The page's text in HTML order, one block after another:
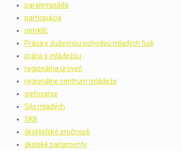
paralympiáda
participácia
petrklíč
Práca s duševnou pohodou mladých ľudí
práca s mládežou
regionálna úroveň
regionálne centrum mládeže
sieťovanie
Sila mladých
SK8
školiteľské zručnosti
školské parlamenty